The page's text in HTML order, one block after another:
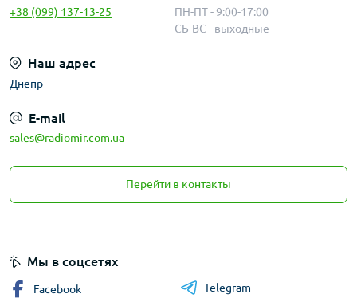
+38 (099) 137-13-25
ПН-ПТ - 9:00-17:00
СБ-ВС - выходные
Наш адрес
Днепр
E-mail
sales@radiomir.com.ua
Перейти в контакты
Мы в соцсетях
Facebook
Telegram